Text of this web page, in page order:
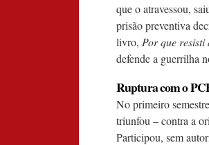
que o atravessou,
prisão preventiva
livro, Por que resisti
defende a guerrilha
Ruptura com o
No primeiro
triunfou –­ contra a
Participou, sem